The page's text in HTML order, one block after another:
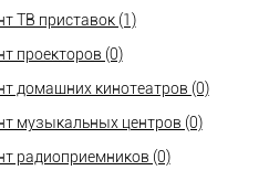
ТВ приставок (1)
проекторов (0)
домашних кинотеатров (0)
музыкальных центров (0)
радиоприемников (0)